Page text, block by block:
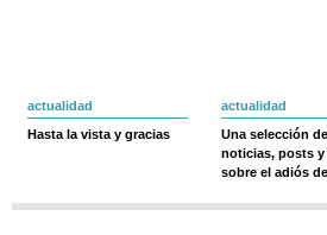
actualidad
Hasta la vista y gracias
actualidad
Una selección de
noticias, posts y
sobre el adiós